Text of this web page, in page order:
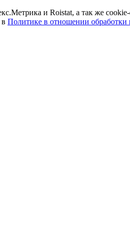
и Roistat, а так же
Политике в отношении